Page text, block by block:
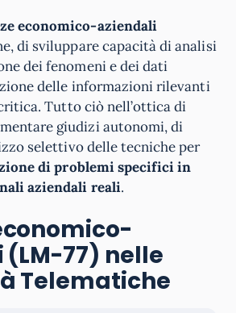
economico-aziendali
di sviluppare capacità di analisi
dei fenomeni e dei dati
delle informazioni rilevanti
Tutto ciò nell’ottica di
giudizi autonomi, di
selettivo delle tecniche per
di problemi specifici in
aziendali reali.
77) nelle
Telematiche